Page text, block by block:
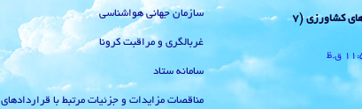
پیش بینی و توصیه های کشاورزی (7
سازمان جهانی هواشناسی
غربالگری و مراقبت کرونا
سامانه ستاد
مناقصات مزایدات و جزئیات مرتبط با قراردادهای